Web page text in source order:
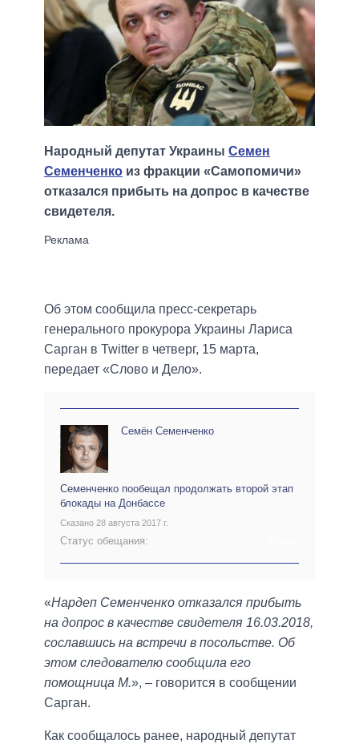
Народный депутат Украины Семен
Семенченко из фракции «Самопомичи»
отказался прибыть на допрос в качестве
свидетеля.
Об этом сообщила пресс-секретарь
генерального прокурора Украины Лариса
Сарган в Twitter в четверг, 15 марта,
передает «Слово и Дело».
Семён Семенченко
Семенченко пообещал продолжать второй этап
блокады на Донбассе
Сказано 28 августа 2017 г.
Статус обещания:
«Нардеп Семенченко отказался прибыть
на допрос в качестве свидетеля 16.03.2018,
сославшись на встречи в посольстве. Об
этом следователю сообщила его
помощница М.», – говорится в сообщении
Сарган.
Как сообщалось ранее, народный депутат